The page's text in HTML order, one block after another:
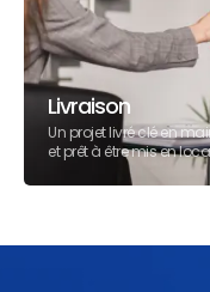
Livraison
Un projet livré clé en
et prêt à être mis en